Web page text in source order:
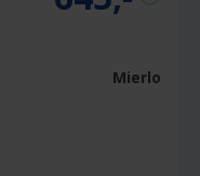
Mierlo